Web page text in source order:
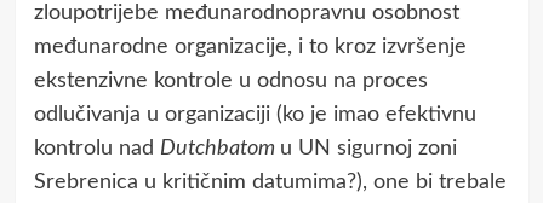
zloupotrijebe međunarodnopravnu osobnost
međunarodne organizacije, i to kroz izvršenje
ekstenzivne kontrole u odnosu na proces
odlučivanja u organizaciji (ko je imao efektivnu
kontrolu nad Dutchbatom u UN sigurnoj zoni
Srebrenica u kritičnim datumima?), one bi trebale